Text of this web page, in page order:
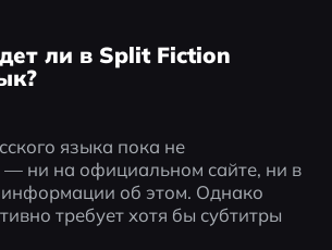
ли в Split Fiction
языка пока не
ни на официальном сайте, ни в
информации об этом. Однако
требует хотя бы субтитры